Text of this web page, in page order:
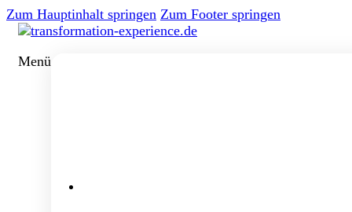
Zum Hauptinhalt springen Zum Footer springen
Menü